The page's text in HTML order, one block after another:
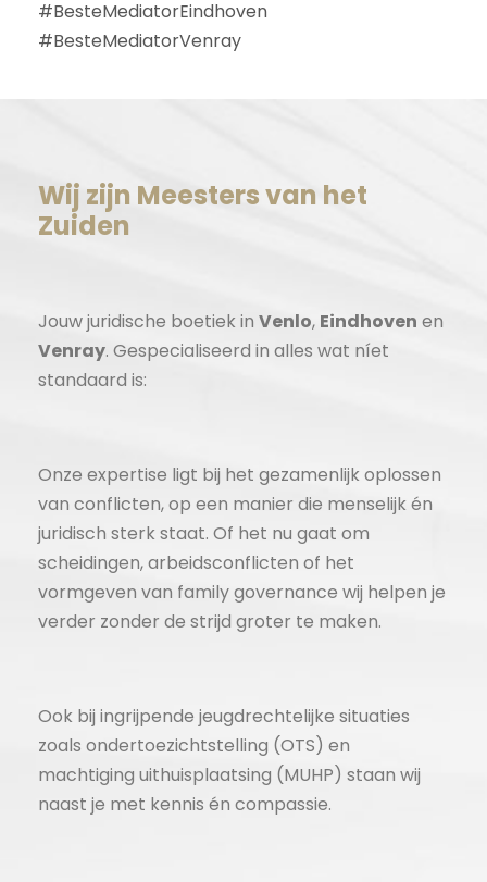
#BesteMediatorEindhoven
#BesteMediatorVenray
Wij zijn Meesters van het
Zuiden
Jouw juridische boetiek in Venlo, Eindhoven en
Venray. Gespecialiseerd in alles wat níet
standaard is:
Onze expertise ligt bij het gezamenlijk oplossen
van conflicten, op een manier die menselijk én
juridisch sterk staat. Of het nu gaat om
scheidingen, arbeidsconflicten of het
vormgeven van family governance wij helpen je
verder zonder de strijd groter te maken.
Ook bij ingrijpende jeugdrechtelijke situaties
zoals ondertoezichtstelling (OTS) en
machtiging uithuisplaatsing (MUHP) staan wij
naast je met kennis én compassie.